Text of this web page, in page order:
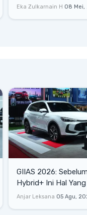
Gaya Hidup
Eka Zulkarnain H 08 Mei,
GIIAS 2026:
Hybrid+ Ini Hal
Diketahui
Anjar Leksana 05 Agu,